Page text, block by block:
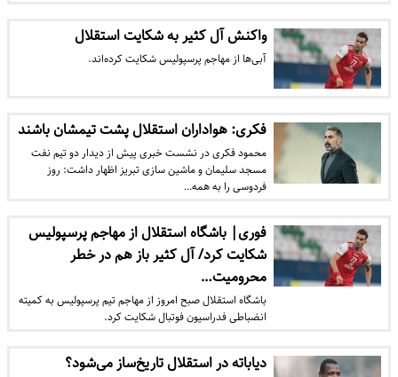
واکنش آل کثیر به شکایت استقلال
آبی‌ها از مهاجم پرسپولیس شکایت کرده‌اند.
فکری: هواداران استقلال پشت تیمشان باشند
محمود فکری در نشست خبری پیش از دیدار دو تیم نفت
مسجد سلیمان و ماشین سازی تبریز اظهار داشت: روز
فردوسی را به همه…
فوری| باشگاه استقلال از مهاجم پرسپولیس
شکایت کرد/ آل کثیر باز هم در خطر
محرومیت…
باشگاه استقلال صبح امروز از مهاجم تیم پرسپولیس به کمیته
انضباطی فدراسیون فوتبال شکایت کرد.
دیاباته در استقلال تاریخ‌ساز می‌شود؟